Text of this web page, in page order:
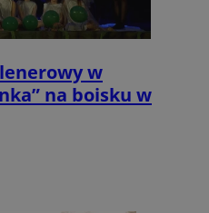
w
na boisku w